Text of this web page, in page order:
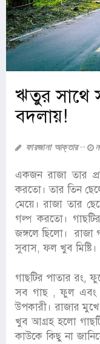
ঋতুর সাথে
বদলায়!
ফারজানা আক্তার
একজন রাজা তার
করতো। তার তিন
মেয়ে। রাজা তার
গল্প করতো।
জঙ্গলে ছিলো।
সুবাস, ফল খুব মিষ্টি।
গাছটির পাতার রং,
সব গাছ , ফুল এবং
উপকারী। রাজার
খুব আগ্রহ হলো
কাউকে কিছু না